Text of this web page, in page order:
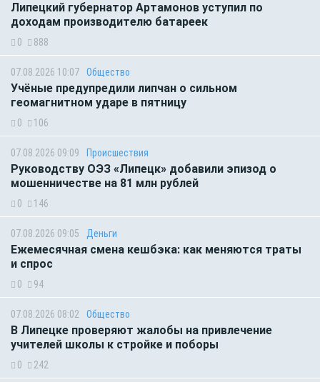
Липецкий губернатор Артамонов уступил по
доходам производителю батареек
0 888
07.08.2026 10:07 Общество
Учёные предупредили липчан о сильном
геомагнитном ударе в пятницу
0 106
07.08.2026 09:09 Происшествия
Руководству ОЭЗ «Липецк» добавили эпизод о
мошенничестве на 81 млн рублей
0 146
07.08.2026 09:05 Деньги
Ежемесячная смена кешбэка: как меняются траты
и спрос
0 94
07.08.2026 08:02 Общество
В Липецке проверяют жалобы на привлечение
учителей школы к стройке и поборы
0 242